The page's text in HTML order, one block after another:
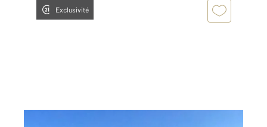
Exclusivité